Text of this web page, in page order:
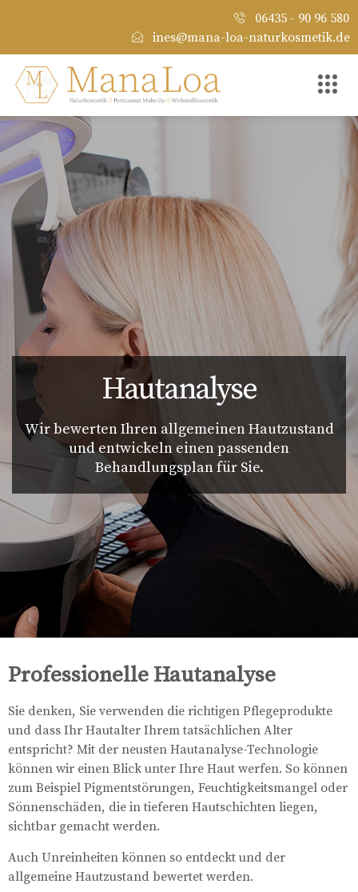
06435 - 90 96 580
ines@mana-loa-naturkosmetik.de
Hautanalyse
Wir bewerten Ihren allgemeinen Hautzustand
und entwickeln einen passenden
Behandlungsplan für Sie.
Professionelle Hautanalyse
Sie denken, Sie verwenden die richtigen Pflegeprodukte
und dass Ihr Hautalter Ihrem tatsächlichen Alter
entspricht? Mit der neusten Hautanalyse-Technologie
können wir einen Blick unter Ihre Haut werfen. So können
zum Beispiel Pigmentstörungen, Feuchtigkeitsmangel oder
Sönnenschäden, die in tieferen Hautschichten liegen,
sichtbar gemacht werden.
Auch Unreinheiten können so entdeckt und der
allgemeine Hautzustand bewertet werden.